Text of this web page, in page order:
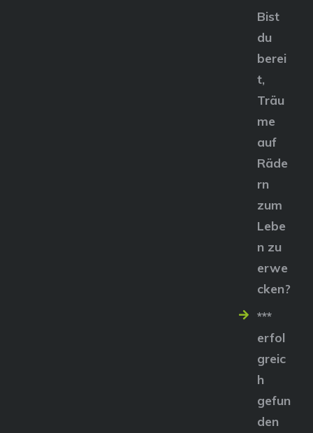
Bist
du
berei
t,
Träu
me
auf
Räde
rn
zum
Lebe
n zu
erwe
cken?
***
erfol
greic
h
gefun
den